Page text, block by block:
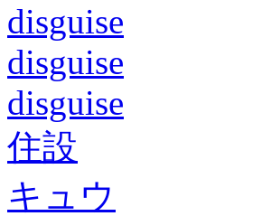
disguise
disguise
disguise
住設
キュウ